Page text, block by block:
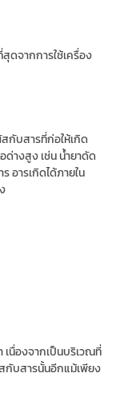
ดจากการใช้เครื่อง
กับสารที่ก่อให้เกิด
างสูง เช่น น้ำยาดัด
อารเกิดได้ภายใน
เนื่องจากเป็นบริเวณที่
กับสารนั้นอีกแม้เพียง